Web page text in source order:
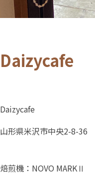
Daizycafe
Daizycafe
山形県米沢市中央2-8-36
焙煎機：NOVO MARKⅡ